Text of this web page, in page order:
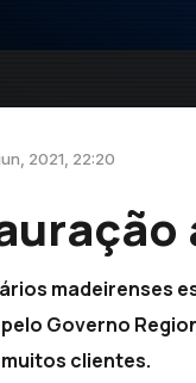
2021, 22:20
madeirenses
Governo
clientes.